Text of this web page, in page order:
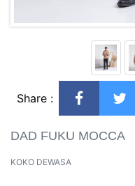
Share :
DAD FUKU MOCCA
KOKO DEWASA